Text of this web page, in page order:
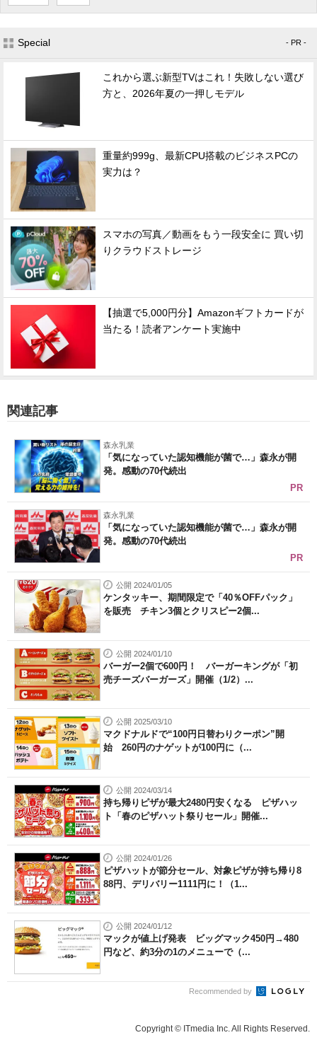
Special - PR -
これから選ぶ新型TVはこれ！失敗しない選び
方と、2026年夏の一押しモデル
重量約999g、最新CPU搭載のビジネスPCの
実力は？
スマホの写真／動画をもう一段安全に 買い切
りクラウドストレージ
【抽選で5,000円分】Amazonギフトカードが
当たる！読者アンケート実施中
関連記事
森永乳業
「気になっていた認知機能が菌で…」森永が開
発。感動の70代続出
PR
森永乳業
「気になっていた認知機能が菌で…」森永が開
発。感動の70代続出
PR
公開 2024/01/05
ケンタッキー、期間限定で「40％OFFパック」
を販売 チキン3個とクリスピー2個...
公開 2024/01/10
バーガー2個で600円！ バーガーキングが「初
売チーズバーガーズ」開催（1/2）...
公開 2025/03/10
マクドナルドで“100円日替わりクーポン”開
始 260円のナゲットが100円に（...
公開 2024/03/14
持ち帰りピザが最大2480円安くなる ピザハッ
ト「春のピザハット祭りセール」開催...
公開 2024/01/26
ピザハットが節分セール、対象ピザが持ち帰り8
88円、デリバリー1111円に！（1...
公開 2024/01/12
マックが値上げ発表 ビッグマック450円→480
円など、約3分の1のメニューで（...
Recommended by
Copyright © ITmedia Inc. All Rights Reserved.